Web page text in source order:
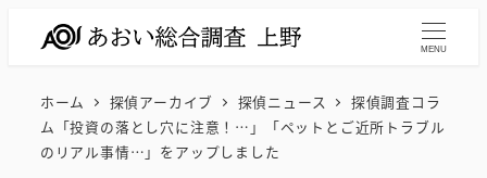
MENU
ホーム 探偵アーカイブ 探偵ニュース
探偵調査コラ
ム「投資の落とし穴に注意！…」「ペットとご近所トラブル
のリアル事情…」をアップしました